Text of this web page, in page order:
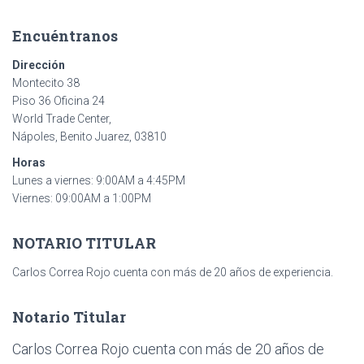
Encuéntranos
Dirección
Montecito 38
Piso 36 Oficina 24
World Trade Center,
Nápoles, Benito Juarez, 03810
Horas
Lunes a viernes: 9:00AM a 4:45PM
Viernes: 09:00AM a 1:00PM
NOTARIO TITULAR
Carlos Correa Rojo cuenta con más de 20 años de experiencia.
Notario Titular
Carlos Correa Rojo cuenta con más de 20 años de